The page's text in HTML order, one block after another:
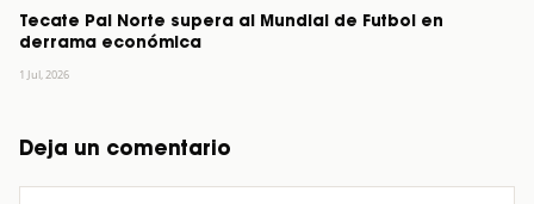
Tecate Pal Norte supera al Mundial de Futbol en
derrama económica
1 Jul, 2026
Deja un comentario